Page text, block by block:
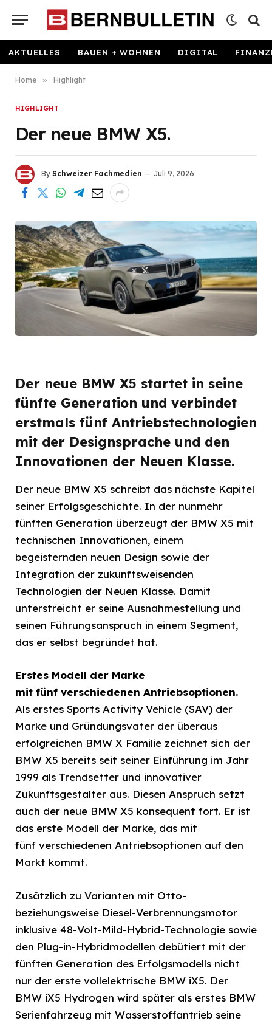
AKTUELLES BAUEN + WOHNEN DIGITAL
Home » Highlight
HIGHLIGHT
Der neue BMW X5.
By Schweizer Fachmedien Juli 9, 2026
Der neue BMW X5 startet in seine
fünfte Generation und verbindet
erstmals fünf Antriebstechnologien
mit der Designsprache und den
Innovationen der Neuen Klasse.
Der neue BMW X5 schreibt das nächste Kapitel
seiner Erfolgsgeschichte. In der nunmehr
fünften Generation überzeugt der BMW X5 mit
technischen Innovationen, einem
begeisternden neuen Design sowie der
Integration der zukunftsweisenden
Technologien der Neuen Klasse. Damit
unterstreicht er seine Ausnahmestellung und
seinen Führungsanspruch in einem Segment,
das er selbst begründet hat.
Erstes Modell der Marke
mit fünf verschiedenen Antriebsoptionen.
Als erstes Sports Activity Vehicle (SAV) der
Marke und Gründungsvater der überaus
erfolgreichen BMW X Familie zeichnet sich der
BMW X5 bereits seit seiner Einführung im Jahr
1999 als Trendsetter und innovativer
Zukunftsgestalter aus. Diesen Anspruch setzt
auch der neue BMW X5 konsequent fort. Er ist
das erste Modell der Marke, das mit
fünf verschiedenen Antriebsoptionen auf den
Markt kommt.
Zusätzlich zu Varianten mit Otto-
beziehungsweise Diesel-Verbrennungsmotor
inklusive 48-Volt-Mild-Hybrid-Technologie sowie
den Plug-in-Hybridmodellen debütiert mit der
fünften Generation des Erfolgsmodells nicht
nur der erste vollelektrische BMW iX5. Der
BMW iX5 Hydrogen wird später als erstes BMW
Serienfahrzeug mit Wasserstoffantrieb seine